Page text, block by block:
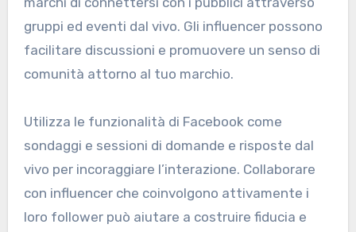
gruppi ed eventi dal vivo. Gli influencer possono
facilitare discussioni e promuovere un senso di
comunità attorno al tuo marchio.
Utilizza le funzionalità di Facebook come
sondaggi e sessioni di domande e risposte dal
vivo per incoraggiare l’interazione. Collaborare
con influencer che coinvolgono attivamente i
loro follower può aiutare a costruire fiducia e